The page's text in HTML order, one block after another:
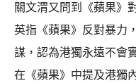
關文渭又問到《蘋果》
英指《蘋果》反對暴力
謀，認為港獨永遠不會
在《蘋果》中提及港獨